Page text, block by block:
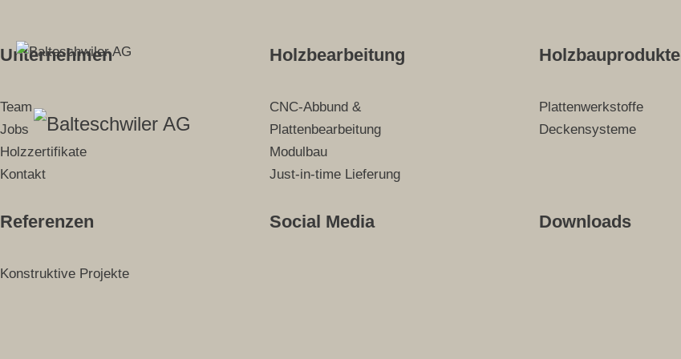
Inhalt
Unternehmen
Team
Jobs
Holzzertifikate
Kontakt
Holzbearbeitung
CNC-Abbund &
Plattenbearbeitung
Modulbau
Just-in-time Lieferung
Holzbauprodukte
Plattenwerkstoffe
Deckensysteme
Referenzen
Konstruktive Projekte
Social Media Downloads